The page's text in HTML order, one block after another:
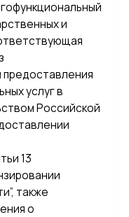
и
услуг в
Российской
13
также
о